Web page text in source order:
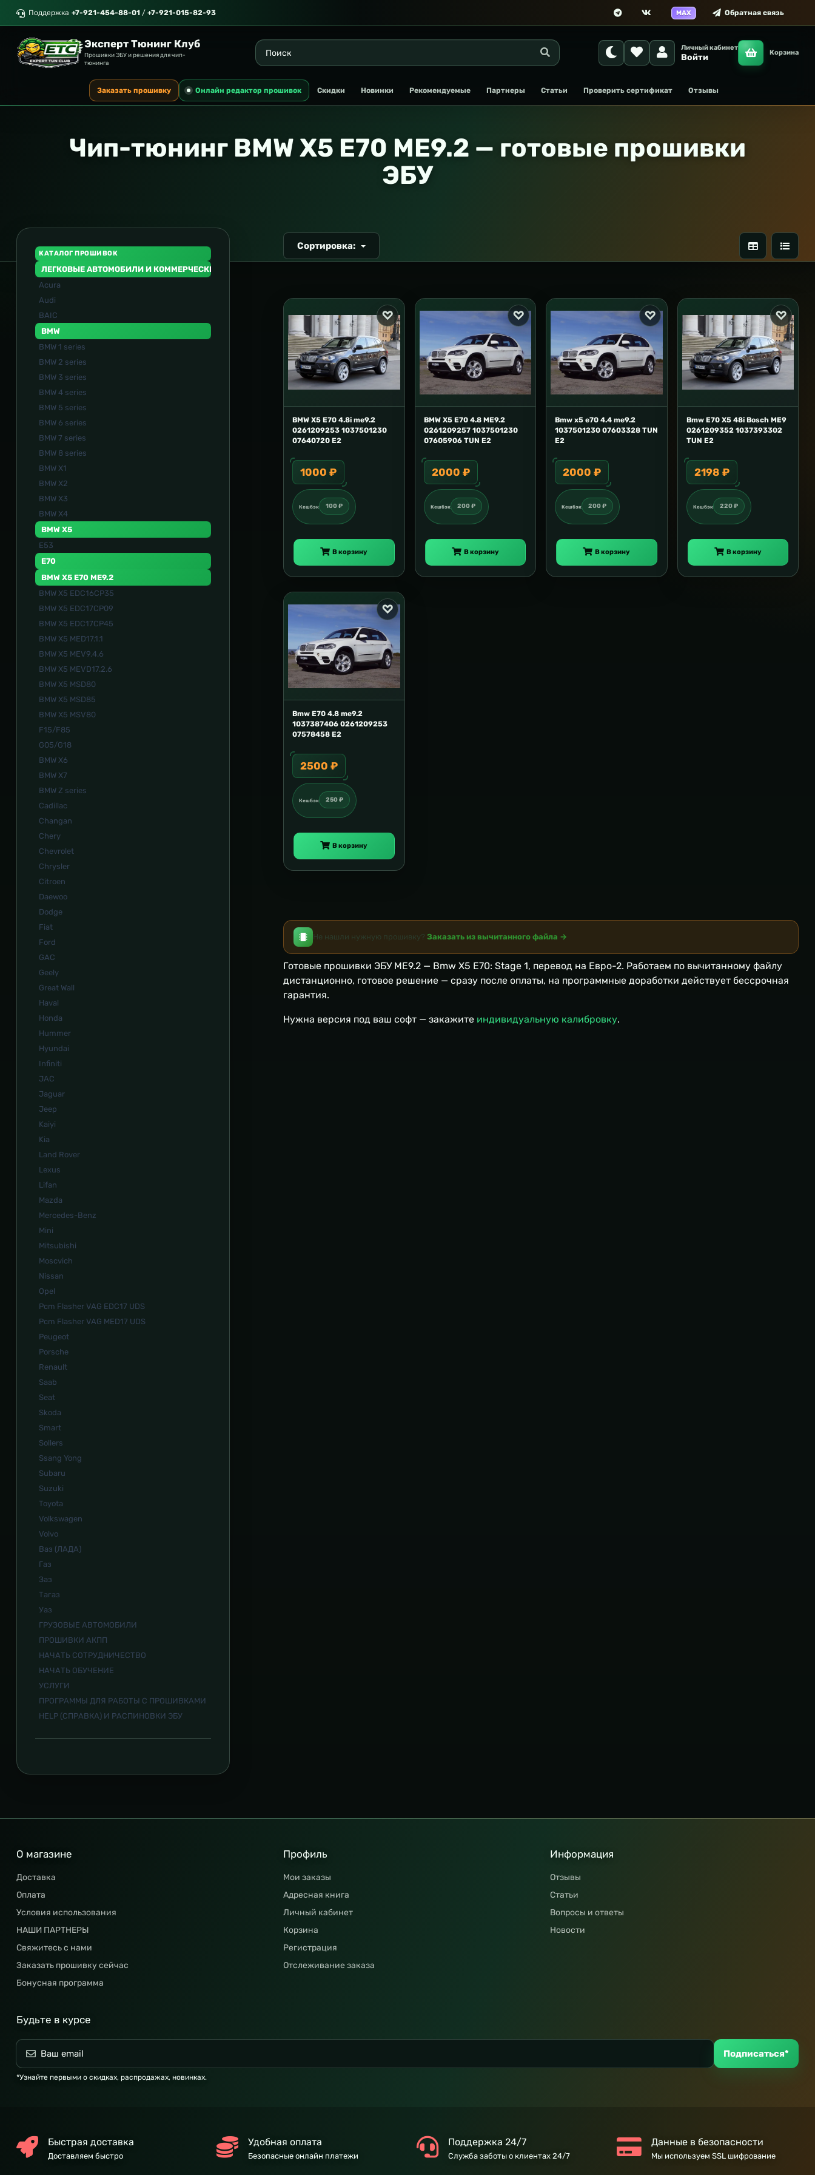
Поддержка +7-921-454-88-01 / +7-921-015-82-93 MAX Обратная связь
Эксперт Тюнинг Клуб
Прошивки ЭБУ и решения для чип-
тюнинга
Личный кабинет
Войти Корзина
Заказать прошивку Онлайн редактор прошивок Скидки Новинки Рекомендуемые Партнеры Статьи Проверить сертификат Отзывы
Чип-тюнинг BMW X5 E70 ME9.2 — готовые прошивки
ЭБУ
КАТАЛОГ ПРОШИВОК
ЛЕГКОВЫЕ АВТОМОБИЛИ И КОММЕРЧЕСКИЙ ТРАНСПОРТ
Acura
Audi
BAIC
BMW
BMW 1 series
BMW 2 series
BMW 3 series
BMW 4 series
BMW 5 series
BMW 6 series
BMW 7 series
BMW 8 series
BMW X1
BMW X2
BMW X3
BMW X4
BMW X5
E53
E70
BMW X5 E70 ME9.2
BMW X5 EDC16CP35
BMW X5 EDC17CP09
BMW X5 EDC17CP45
BMW X5 MED17.1.1
BMW X5 MEV9.4.6
BMW X5 MEVD17.2.6
BMW X5 MSD80
BMW X5 MSD85
BMW X5 MSV80
F15/F85
G05/G18
BMW X6
BMW X7
BMW Z series
Cadillac
Changan
Chery
Chevrolet
Chrysler
Citroen
Daewoo
Dodge
Fiat
Ford
GAC
Geely
Great Wall
Haval
Honda
Hummer
Hyundai
Infiniti
JAC
Jaguar
Jeep
Kaiyi
Kia
Land Rover
Lexus
Lifan
Mazda
Mercedes-Benz
Mini
Mitsubishi
Moscvich
Nissan
Opel
Pcm Flasher VAG EDC17 UDS
Pcm Flasher VAG MED17 UDS
Peugeot
Porsche
Renault
Saab
Seat
Skoda
Smart
Sollers
Ssang Yong
Subaru
Suzuki
Toyota
Volkswagen
Volvo
Ваз (ЛАДА)
Газ
Заз
Тагаз
Уаз
ГРУЗОВЫЕ АВТОМОБИЛИ
ПРОШИВКИ АКПП
НАЧАТЬ СОТРУДНИЧЕСТВО
НАЧАТЬ ОБУЧЕНИЕ
УСЛУГИ
ПРОГРАММЫ ДЛЯ РАБОТЫ С ПРОШИВКАМИ
HELP (СПРАВКА) И РАСПИНОВКИ ЭБУ
Сортировка:
BMW X5 E70 4.8i me9.2
0261209253 1037501230
07640720 E2
1000 ₽
Кешбэк 100 ₽
В корзину
BMW X5 E70 4.8 ME9.2
0261209257 1037501230
07605906 TUN E2
2000 ₽
Кешбэк 200 ₽
В корзину
Bmw x5 e70 4.4 me9.2
1037501230 07603328 TUN
E2
2000 ₽
Кешбэк 200 ₽
В корзину
Bmw E70 X5 48i Bosch ME9
0261209352 1037393302
TUN E2
2198 ₽
Кешбэк 220 ₽
В корзину
Bmw E70 4.8 me9.2
1037387406 0261209253
07578458 E2
2500 ₽
Кешбэк 250 ₽
В корзину
Не нашли нужную прошивку? Заказать из вычитанного файла →
Готовые прошивки ЭБУ ME9.2 — Bmw X5 E70: Stage 1, перевод на Евро-2. Работаем по вычитанному файлу
дистанционно, готовое решение — сразу после оплаты, на программные доработки действует бессрочная
гарантия.
Нужна версия под ваш софт — закажите индивидуальную калибровку.
О магазине
Доставка
Оплата
Условия использования
НАШИ ПАРТНЕРЫ
Свяжитесь с нами
Заказать прошивку сейчас
Бонусная программа
Профиль
Мои заказы
Адресная книга
Личный кабинет
Корзина
Регистрация
Отслеживание заказа
Информация
Отзывы
Статьи
Вопросы и ответы
Новости
Будьте в курсе
Подписаться*
*Узнайте первыми о скидках, распродажах, новинках.
Быстрая доставка
Доставляем быстро
Удобная оплата
Безопасные онлайн платежи
Поддержка 24/7
Служба заботы о клиентах 24/7
Данные в безопасности
Мы используем SSL шифрование